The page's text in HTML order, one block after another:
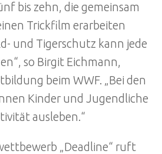
bis zehn, die gemeinsam
Trickfilm erarbeiten
und Tigerschutz kann jede
so Birgit Eichmann,
beim WWF. „Bei den
Kinder und Jugendliche
ausleben.“
„Deadline“ ruft